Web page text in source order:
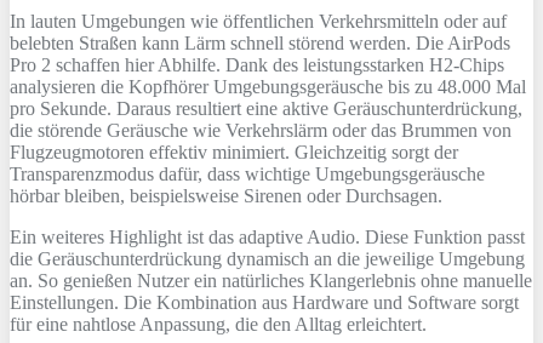
In lauten Umgebungen wie öffentlichen Verkehrsmitteln oder auf
belebten Straßen kann Lärm schnell störend werden. Die AirPods
Pro 2 schaffen hier Abhilfe. Dank des leistungsstarken H2-Chips
analysieren die Kopfhörer Umgebungsgeräusche bis zu 48.000 Mal
pro Sekunde. Daraus resultiert eine aktive Geräuschunterdrückung,
die störende Geräusche wie Verkehrslärm oder das Brummen von
Flugzeugmotoren effektiv minimiert. Gleichzeitig sorgt der
Transparenzmodus dafür, dass wichtige Umgebungsgeräusche
hörbar bleiben, beispielsweise Sirenen oder Durchsagen.
Ein weiteres Highlight ist das adaptive Audio. Diese Funktion passt
die Geräuschunterdrückung dynamisch an die jeweilige Umgebung
an. So genießen Nutzer ein natürliches Klangerlebnis ohne manuelle
Einstellungen. Die Kombination aus Hardware und Software sorgt
für eine nahtlose Anpassung, die den Alltag erleichtert.